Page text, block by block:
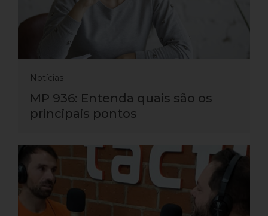
Notícias
MP 936: Entenda quais são os
principais pontos